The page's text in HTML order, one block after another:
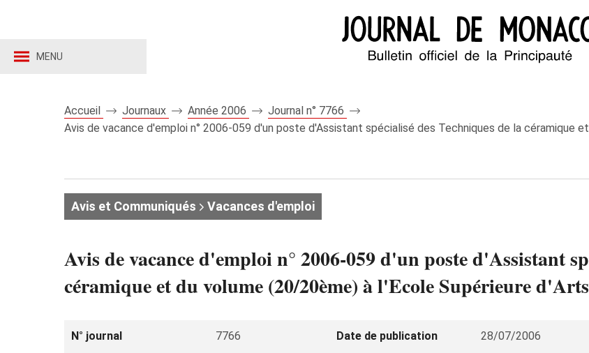
MENU
Accueil Journaux Année 2006
Journal n° 7766
Avis de vacance d'emploi n° 2006-059 d'un poste d'Assistant spécialisé des Techniques de la céramique
Avis et Communiqués Vacances d'emploi
Avis de vacance d'emploi n° 2006-059 d'un poste d'Assistant
céramique et du volume (20/20ème) à l'Ecole Supérieure
N° journal 7766 Date de publication 28/07/2006